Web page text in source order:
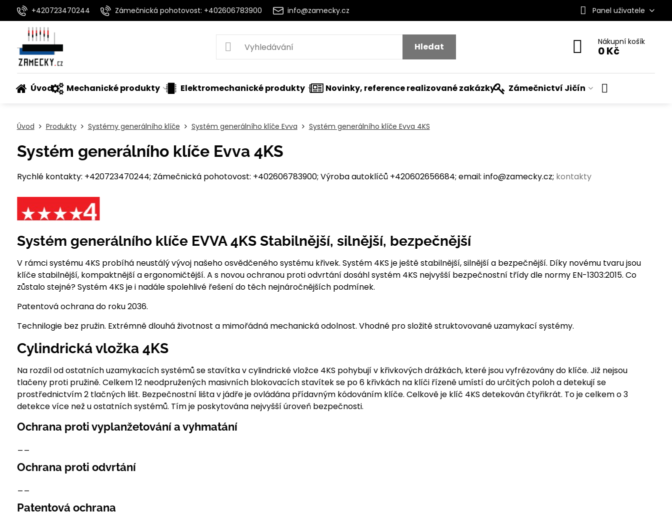
+420723470244 Zámečnická pohotovost: +402606783900 info@zamecky.cz Panel uživatele
Hledat Nákupní košík
0 Kč
Úvod Mechanické produkty Elektromechanické produkty Novinky, reference realizované zakázky Zámečnictví Jičín
Úvod Produkty Systémy generálního klíče Systém generálního klíče Evva Systém generálního klíče Evva 4KS
Systém generálního klíče Evva 4KS
Rychlé kontakty: +420723470244; Zámečnická pohotovost: +402606783900; Výroba autoklíčů +420602656684; email: info@zamecky.cz; kontakty
Systém generálního klíče EVVA 4KS Stabilnější, silnější, bezpečnější
V rámci systému 4KS probíhá neustálý vývoj našeho osvědčeného systému křivek. Systém 4KS je ještě stabilnější, silnější a bezpečnější. Díky novému tvaru jsou
klíče stabilnější, kompaktnější a ergonomičtější. A s novou ochranou proti odvrtání dosáhl systém 4KS nejvyšší bezpečnostní třídy dle normy EN-1303:2015. Co
zůstalo stejné? Systém 4KS je i nadále spolehlivé řešení do těch nejnáročnějších podmínek.
Patentová ochrana do roku 2036.
Technilogie bez pružin. Extrémně dlouhá životnost a mimořádná mechanická odolnost. Vhodné pro složitě struktovované uzamykací systémy.
Cylindrická vložka 4KS
Na rozdíl od ostatních uzamykacích systémů se stavítka v cylindrické vložce 4KS pohybují v křivkových drážkách, které jsou vyfrézovány do klíče. Již nejsou
tlačeny proti pružině. Celkem 12 neodpružených masivních blokovacích stavítek se po 6 křivkách na klíči řízeně umístí do určitých poloh a detekují se
prostřednictvím 2 tlačných lišt. Bezpečnostní lišta v jádře je ovládána přídavným kódováním klíče. Celkově je klíč 4KS detekován čtyřikrát. To je celkem o 3
detekce více než u ostatních systémů. Tím je poskytována nejvyšší úroveň bezpečnosti.
Ochrana proti vyplanžetování a vyhmatání
Ochrana proti odvrtání
Patentová ochrana